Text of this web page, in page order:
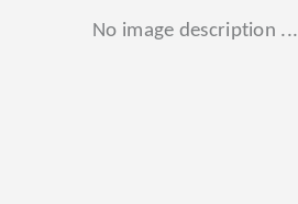
No image description ...